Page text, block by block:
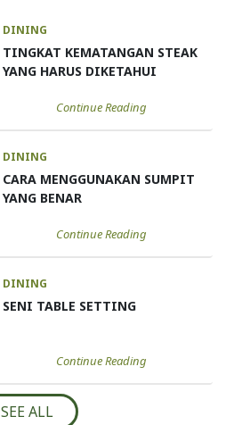
DINING
TINGKAT KEMATANGAN STEAK
YANG HARUS DIKETAHUI
Continue Reading
DINING
CARA MENGGUNAKAN SUMPIT
YANG BENAR
Continue Reading
DINING
SENI TABLE SETTING
Continue Reading
SEE ALL